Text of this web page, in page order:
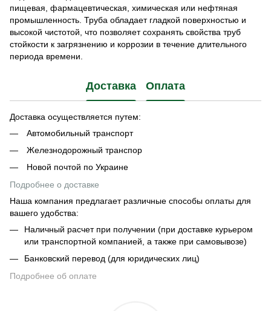
пищевая, фармацевтическая, химическая или нефтяная
промышленность. Труба обладает гладкой поверхностью и
высокой чистотой, что позволяет сохранять свойства труб
стойкости к загрязнению и коррозии в течение длительного
периода времени.
Доставка Оплата
Доставка осуществляется путем:
Автомобильный транспорт
Железнодорожный транспор
Новой почтой по Украине
Подробнее о доставке
Наша компания предлагает различные способы оплаты для
вашего удобства:
Наличный расчет при получении (при доставке курьером
или транспортной компанией, а также при самовывозе)
Банковский перевод (для юридических лиц)
Подробнее об оплате